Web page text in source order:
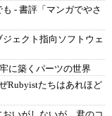
- 書評「マンガでやさ
ェクト指向ソフトウェ
に築くパーツの世界
Rubyistたちはあれほど